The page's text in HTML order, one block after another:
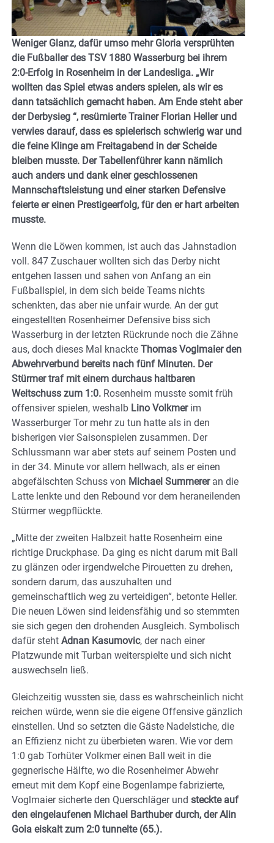
Weniger Glanz, dafür umso mehr Gloria versprühten
die Fußballer des TSV 1880 Wasserburg bei ihrem
2:0-Erfolg in Rosenheim in der Landesliga. „Wir
wollten das Spiel etwas anders spielen, als wir es
dann tatsächlich gemacht haben. Am Ende steht aber
der Derbysieg “, resümierte Trainer Florian Heller und
verwies darauf, dass es spielerisch schwierig war und
die feine Klinge am Freitagabend in der Scheide
bleiben musste. Der Tabellenführer kann nämlich
auch anders und dank einer geschlossenen
Mannschaftsleistung und einer starken Defensive
feierte er einen Prestigeerfolg, für den er hart arbeiten
musste.
Wenn die Löwen kommen, ist auch das Jahnstadion
voll. 847 Zuschauer wollten sich das Derby nicht
entgehen lassen und sahen von Anfang an ein
Fußballspiel, in dem sich beide Teams nichts
schenkten, das aber nie unfair wurde. An der gut
eingestellten Rosenheimer Defensive biss sich
Wasserburg in der letzten Rückrunde noch die Zähne
aus, doch dieses Mal knackte Thomas Voglmaier den
Abwehrverbund bereits nach fünf Minuten. Der
Stürmer traf mit einem durchaus haltbaren
Weitschuss zum 1:0. Rosenheim musste somit früh
offensiver spielen, weshalb Lino Volkmerim
Wasserburger Tor mehr zu tun hatte als in den
bisherigen vier Saisonspielen zusammen. Der
Schlussmann war aber stets auf seinem Posten und
in der 34. Minute vor allem hellwach, als er einen
abgefälschten Schuss von Michael Summereran die
Latte lenkte und den Rebound vor dem heraneilenden
Stürmer wegpflückte.
„Mitte der zweiten Halbzeit hatte Rosenheim eine
richtige Druckphase. Da ging es nicht darum mit Ball
zu glänzen oder irgendwelche Pirouetten zu drehen,
sondern darum, das auszuhalten und
gemeinschaftlich weg zu verteidigen“, betonte Heller.
Die neuen Löwen sind leidensfähig und so stemmten
sie sich gegen den drohenden Ausgleich. Symbolisch
dafür steht Adnan Kasumovic, der nach einer
Platzwunde mit Turban weiterspielte und sich nicht
auswechseln ließ.
Gleichzeitig wussten sie, dass es wahrscheinlich nicht
reichen würde, wenn sie die eigene Offensive gänzlich
einstellen. Und so setzten die Gäste Nadelstiche, die
an Effizienz nicht zu überbieten waren. Wie vor dem
1:0 gab Torhüter Volkmer einen Ball weit in die
gegnerische Hälfte, wo die Rosenheimer Abwehr
erneut mit dem Kopf eine Bogenlampe fabrizierte,
Voglmaier sicherte den Querschläger und steckte auf
den eingelaufenen Michael Barthuber durch, der Alin
Goia eiskalt zum 2:0 tunnelte (65.).